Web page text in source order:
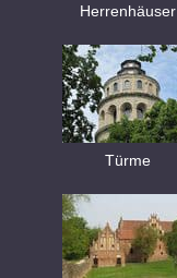
Herrenhäuser
Türme